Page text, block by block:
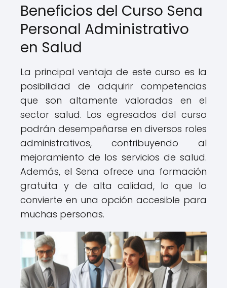
Beneficios del Curso Sena
Personal Administrativo
en Salud
La principal ventaja de este curso es la
posibilidad de adquirir competencias
que son altamente valoradas en el
sector salud. Los egresados del curso
podrán desempeñarse en diversos roles
administrativos, contribuyendo al
mejoramiento de los servicios de salud.
Además, el Sena ofrece una formación
gratuita y de alta calidad, lo que lo
convierte en una opción accesible para
muchas personas.